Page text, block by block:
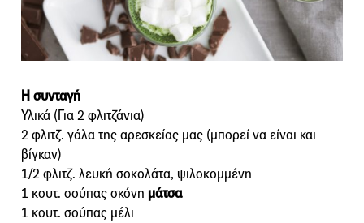
Η συνταγή
Υλικά (Για 2 φλιτζάνια)
2 φλιτζ. γάλα της αρεσκείας μας (μπορεί να είναι και
βίγκαν)
1/2 φλιτζ. λευκή σοκολάτα, ψιλοκομμένη
1 κουτ. σούπας σκόνη μάτσα
1 κουτ. σούπας μέλι